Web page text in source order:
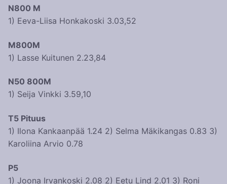
N800 M
1) Eeva-Liisa Honkakoski 3.03,52
M800M
1) Lasse Kuitunen 2.23,84
N50 800M
1) Seija Vinkki 3.59,10
T5 Pituus
1) Ilona Kankaanpää 1.24 2) Selma Mäkikangas 0.83 3)
Karoliina Arvio 0.78
P5
1) Joona Irvankoski 2.08 2) Eetu Lind 2.01 3) Roni